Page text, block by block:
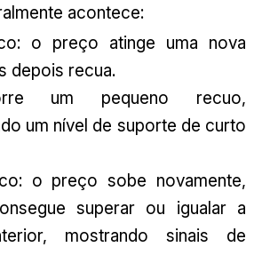
acontece:
o preço atinge uma nova
depois recua.
um pequeno recuo,
um nível de suporte de curto
o preço sobe novamente,
superar ou igualar a
mostrando sinais de